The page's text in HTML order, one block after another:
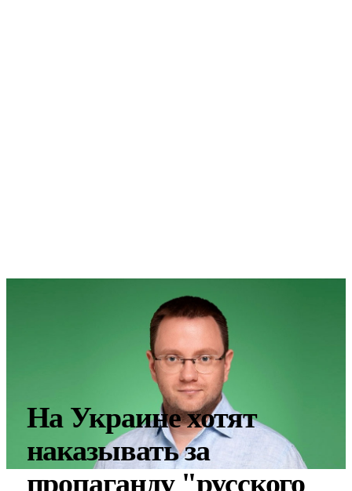
На Украине хотят
наказывать за
пропаганду "русского